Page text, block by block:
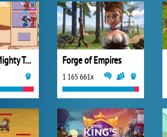
Stick Hero Mighty Tower War Forge of Empires
1 165 661x